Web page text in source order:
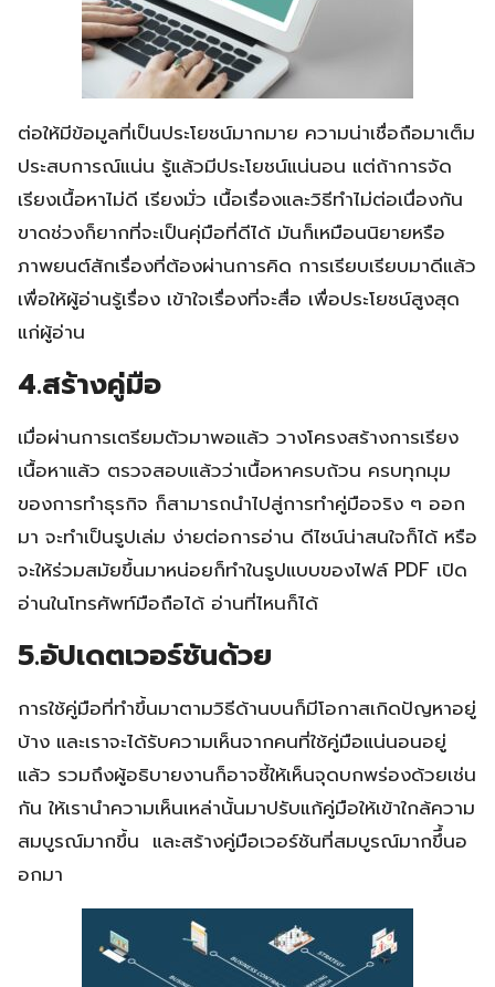
ต่อให้มีข้อมูลที่เป็นประโยชน์มากมาย ความน่าเชื่อถือมาเต็ม
ประสบการณ์แน่น รู้แล้วมีประโยชน์แน่นอน แต่ถ้าการจัด
เรียงเนื้อหาไม่ดี เรียงมั่ว เนื้อเรื่องและวิธีทำไม่ต่อเนื่องกัน
ขาดช่วงก็ยากที่จะเป็นคุ่มือที่ดีได้ มันก็เหมือนนิยายหรือ
ภาพยนต์สักเรื่องที่ต้องผ่านการคิด การเรียบเรียบมาดีแล้ว
เพื่อให้ผู้อ่านรู้เรื่อง เข้าใจเรื่องที่จะสื่อ เพื่อประโยชน์สูงสุด
แก่ผู้อ่าน
4.สร้างคู่มือ
เมื่อผ่านการเตรียมตัวมาพอแล้ว วางโครงสร้างการเรียง
เนื้อหาแล้ว ตรวจสอบแล้วว่าเนื้อหาครบถ้วน ครบทุกมุม
ของการทำธุรกิจ ก็สามารถนำไปสู่การทำคู่มือจริง ๆ ออก
มา จะทำเป็นรูปเล่ม ง่ายต่อการอ่าน ดีไซน์น่าสนใจก็ได้ หรือ
จะให้ร่วมสมัยขึ้นมาหน่อยก็ทำในรูปแบบของไฟล์ PDF เปิด
อ่านในโทรศัพท์มือถือได้ อ่านที่ไหนก็ได้
5.อัปเดตเวอร์ชันด้วย
การใช้คู่มือที่ทำขึ้นมาตามวิธีด้านบนก็มีโอกาสเกิดปัญหาอยู่
บ้าง และเราจะได้รับความเห็นจากคนที่ใช้คู่มือแน่นอนอยู่
แล้ว รวมถึงผู้อธิบายงานก็อาจชี้ให้เห็นจุดบกพร่องด้วยเช่น
กัน ให้เรานำความเห็นเหล่านั้นมาปรับแก้คู่มือให้เข้าใกล้ความ
สมบูรณ์มากขึ้น​ ​​ ​และสร้างคู่มือเวอร์ชันที่สมบูรณ์มากขึึ้นอ
อกมา